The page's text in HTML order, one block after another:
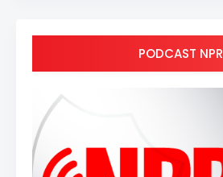
PODCAST NPR